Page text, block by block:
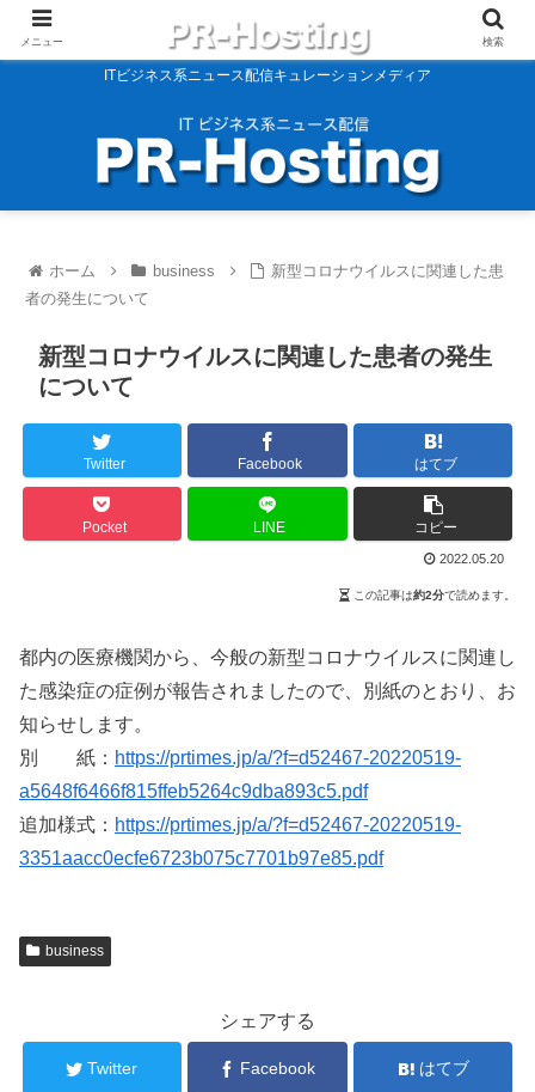
ITビジネス系ニュース配信キュレーションメディア
ホーム business
新型コロナウイルスに関連した患
者の発生について
新型コロナウイルスに関連した患者の発生
について
Twitter Facebook はてブ
Pocket LINE コピー
2022.05.20
この記事は約2分で読めます。
都内の医療機関から、今般の新型コロナウイルスに関連し
た感染症の症例が報告されましたので、別紙のとおり、お
知らせします。
別 紙： https://prtimes.jp/a/?f=d52467-20220519-
a5648f6466f815ffeb5264c9dba893c5.pdf
追加様式： https://prtimes.jp/a/?f=d52467-20220519-
3351aacc0ecfe6723b075c7701b97e85.pdf
business
シェアする
Twitter Facebook はてブ
メニュー 検索